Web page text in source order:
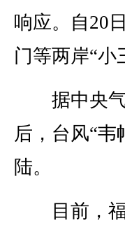
响应。自20
门等两岸“小
据中央气
后，台风“韦
陆。
目前，福